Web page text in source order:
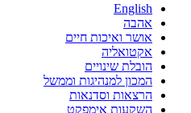
English
אהבה
אושר ואיכות חיים
אקטואליה
הובלת שינויים
המכון למנהיגות וממשל
הרצאות וסדנאות
השקעות אימפקט